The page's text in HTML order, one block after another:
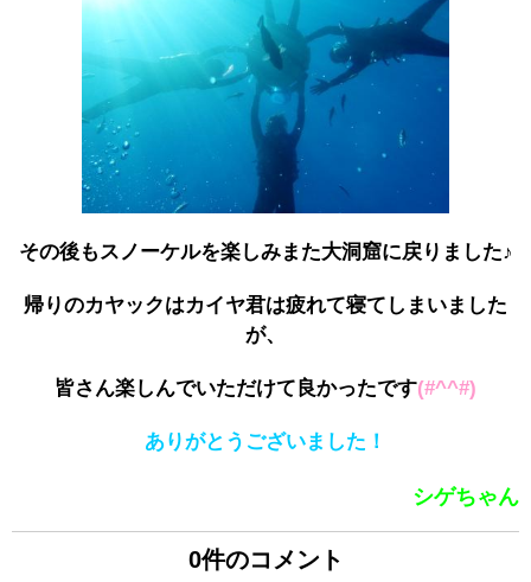
その後もスノーケルを楽しみまた大洞窟に戻りました♪
帰りのカヤックはカイヤ君は疲れて寝てしまいました
が、
皆さん楽しんでいただけて良かったです(#^^#)
ありがとうございました！
シゲちゃん
0件のコメント